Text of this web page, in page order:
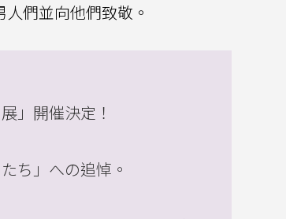
們並向他們致敬。
」開催決定！
ち」への追悼。